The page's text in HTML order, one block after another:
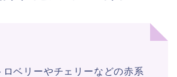
ロベリーやチェリーなどの赤系